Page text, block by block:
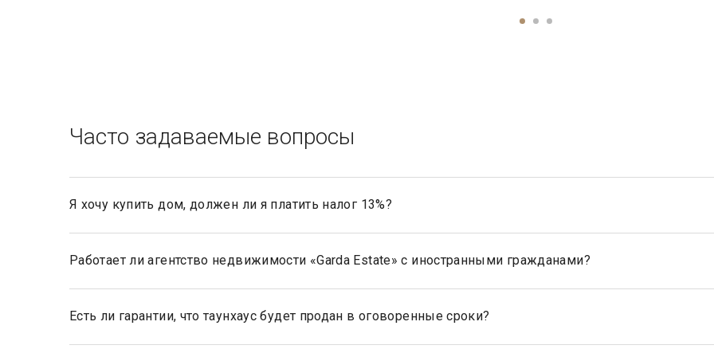
Часто задаваемые вопросы
Я хочу купить дом, должен ли я платить налог 13%?
Работает ли агентство недвижимости «Garda Estate» с иностранными гражданами?
Есть ли гарантии, что таунхаус будет продан в оговоренные сроки?